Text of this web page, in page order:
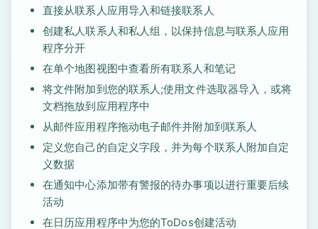
直接从联系人应用导入和链接联系人
创建私人联系人和私人组，以保持信息与联系人应用
程序分开
在单个地图视图中查看所有联系人和笔记
将文件附加到您的联系人;使用文件选取器导入，或将
文档拖放到应用程序中
从邮件应用程序拖动电子邮件并附加到联系人
定义您自己的自定义字段，并为每个联系人附加自定
义数据
在通知中心添加带有警报的待办事项以进行重要后续
活动
在日历应用程序中为您的ToDos创建活动